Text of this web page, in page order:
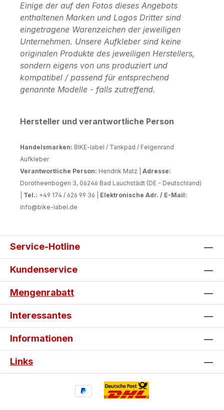
Einige der auf den Fotos dieses Angebots
enthaltenen Marken und Logos Dritter sind
eingetragene Warenzeichen der jeweiligen
Unternehmen. Unsere Aufkleber sind keine
originalen Produkte des jeweiligen Herstellers,
sondern eigens von uns produziert und
kompatibel / passend für entsprechend
genannte Modelle - falls zutreffend.
Hersteller und verantwortliche Person
Handelsmarken: BIKE-label / Tankpad / Felgenrand
Aufkleber
Verantwortliche Person: Hendrik Matz | Adresse:
Dorotheenbogen 3, 06246 Bad Lauchstädt (DE - Deutschland)
Tel.: +49 174 / 626 99 36 | Elektronische Adr. / E-Mail:
info@bike-label.de
Service-Hotline
Kundenservice
Mengenrabatt
Interessantes
Informationen
Links